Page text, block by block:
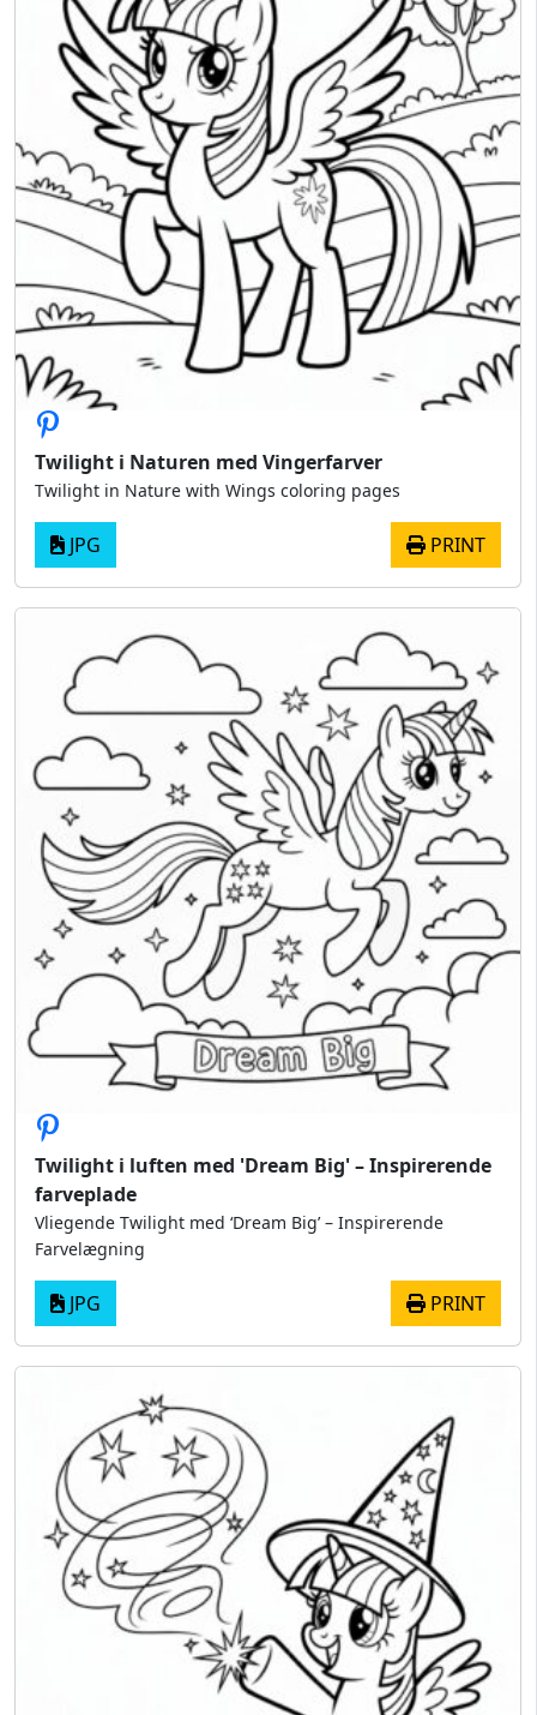
Twilight i Naturen med Vingerfarver
Twilight in Nature with Wings coloring pages
JPG PRINT
Twilight i luften med 'Dream Big' – Inspirerende
farveplade
Vliegende Twilight med ‘Dream Big’ – Inspirerende
Farvelægning
JPG PRINT